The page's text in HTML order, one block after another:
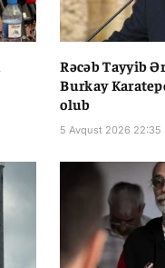
Rəcəb Tayyib
Burkay
olub
5 Avqust 2026 22:35